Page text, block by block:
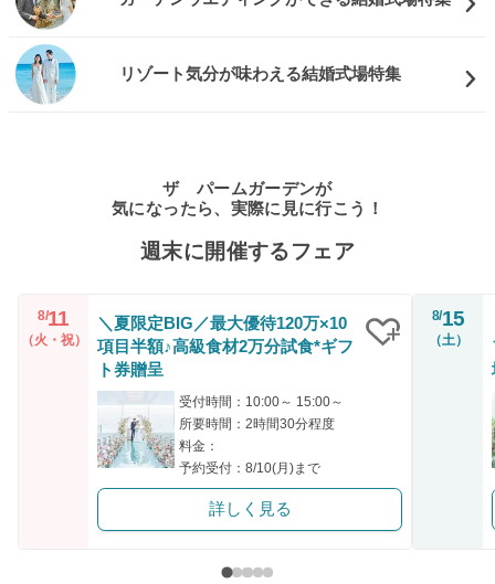
リゾート気分が味わえる結婚式場特集
ザ パームガーデンが
気になったら、実際に見に行こう！
週末に開催するフェア
8/11
（火・祝）
＼夏限定BIG／最大優待120万×10
項目半額♪高級食材2万分試食*ギフ
ト券贈呈
受付時間：10:00～ 15:00～
所要時間：2時間30分程度
料金：
予約受付：8/10(月)まで
詳しく見る
8/15
（土）